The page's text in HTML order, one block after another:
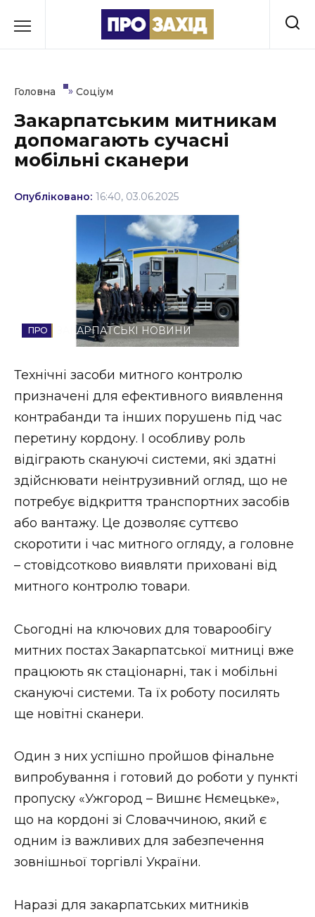
до
Культура
Освіта
Події
Стиль життя
Втрачений Ужгород (відеоверсія)
ЗАКАРПАТСЬКІ НОВИНИ
НОВИНИ ЗАХІДНОЇ УКРАЇНИ
ФОТО
ВІДЕО
Головна » Соціум
Закарпатським митникам
допомагають сучасні
мобільні сканери
Опубліковано: 16:40, 03.06.2025
ЗАКАРПАТСЬКІ НОВИНИ
Технічні засоби митного контролю
призначені для ефективного виявлення
контрабанди та інших порушень під час
перетину кордону. І особливу роль
відіграють скануючі системи, які здатні
здійснювати неінтрузивний огляд, що не
потребує відкриття транспортних засобів
або вантажу. Це дозволяє суттєво
скоротити і час митного огляду, а головне
– стовідсотково виявляти приховані від
митного контролю товари.
Сьогодні на ключових для товарообігу
митних постах Закарпатської митниці вже
працюють як стаціонарні, так і мобільні
скануючі системи. Та їх роботу посилять
ще новітні сканери.
Один з них успішно пройшов фінальне
випробування і готовий до роботи у пункті
пропуску «Ужгород – Вишнє Нємецьке»,
що на кордоні зі Словаччиною, який є
одним із важливих для забезпечення
зовнішньої торгівлі України.
Наразі для закарпатських митників